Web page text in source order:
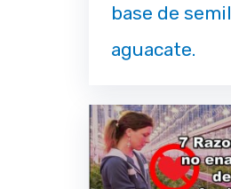
base de
aguacate.